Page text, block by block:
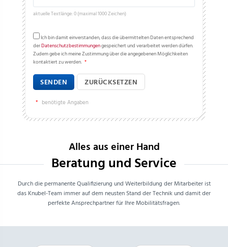
aktuelle Textlänge: 0 (maximal 1000 Zeichen)
Ich bin damit einverstanden, dass die übermittelten Daten entsprechend
derDatenschutzbestimmungengespeichert und verarbeitet werden dürfen.
Zudem gebe ich meine Zustimmung über die angegebenen Möglichkeiten
kontaktiert zu werden. *
SENDEN ZURÜCKSETZEN
* benötigte Angaben
Alles aus einer Hand
Beratung und Service
Durch die permanente Qualifizierung und Weiterbildung der Mitarbeiter ist
das Knubel-Team immer auf dem neusten Stand der Technik und damit der
perfekte Ansprechpartner für Ihre Mobilitätsfragen.